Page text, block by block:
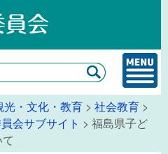
光・文化・教育 > 社会教育 >
会サブサイト > 福島県子ど